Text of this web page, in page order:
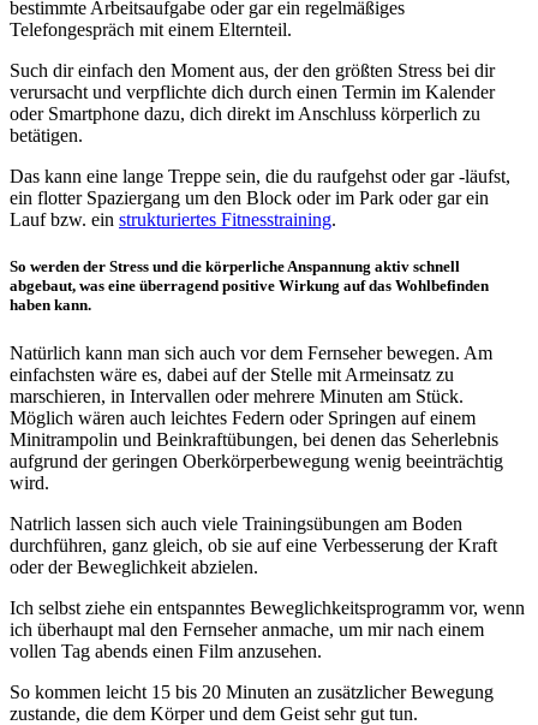
bestimmte Arbeitsaufgabe oder gar ein regelmäßiges
Telefongespräch mit einem Elternteil.
Such dir einfach den Moment aus, der den größten Stress bei dir
verursacht und verpflichte dich durch einen Termin im Kalender
oder Smartphone dazu, dich direkt im Anschluss körperlich zu
betätigen.
Das kann eine lange Treppe sein, die du raufgehst oder gar -läufst,
ein flotter Spaziergang um den Block oder im Park oder gar ein
Lauf bzw. ein strukturiertes Fitnesstraining.
So werden der Stress und die körperliche Anspannung aktiv schnell
abgebaut, was eine überragend positive Wirkung auf das Wohlbefinden
haben kann.
Natürlich kann man sich auch vor dem Fernseher bewegen. Am
einfachsten wäre es, dabei auf der Stelle mit Armeinsatz zu
marschieren, in Intervallen oder mehrere Minuten am Stück.
Möglich wären auch leichtes Federn oder Springen auf einem
Minitrampolin und Beinkraftübungen, bei denen das Seherlebnis
aufgrund der geringen Oberkörperbewegung wenig beeinträchtig
wird.
Natrlich lassen sich auch viele Trainingsübungen am Boden
durchführen, ganz gleich, ob sie auf eine Verbesserung der Kraft
oder der Beweglichkeit abzielen.
Ich selbst ziehe ein entspanntes Beweglichkeitsprogramm vor, wenn
ich überhaupt mal den Fernseher anmache, um mir nach einem
vollen Tag abends einen Film anzusehen.
So kommen leicht 15 bis 20 Minuten an zusätzlicher Bewegung
zustande, die dem Körper und dem Geist sehr gut tun.